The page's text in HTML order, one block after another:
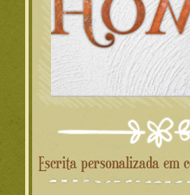
Escrita personalizada em